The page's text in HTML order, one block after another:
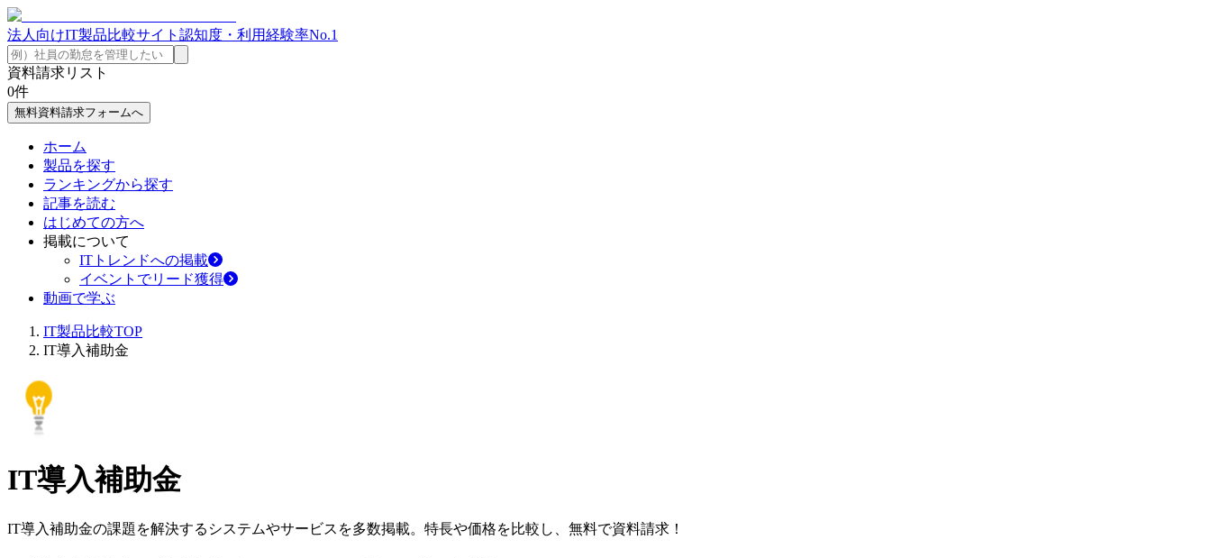
法人向けIT製品比較サイト 認知度・利用経験率No.1
資料請求リスト
0件
無料資料請求フォームへ
ホーム
製品を探す
ランキングから探す
記事を読む
はじめての方へ
掲載について
ITトレンドへの掲載
イベントでリード獲得
動画で学ぶ
IT製品比較TOP
IT導入補助金
IT導入補助金
IT導入補助金の課題を解決するシステムやサービスを多数掲載。特長や価格を比較し、 無料で資料請求！